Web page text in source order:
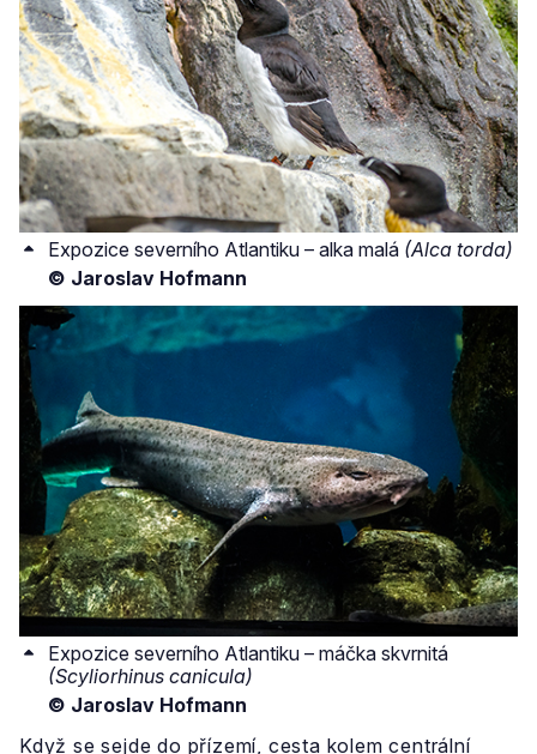
Expozice severního Atlantiku – alka malá (Alca torda)
© Jaroslav Hofmann
Expozice severního Atlantiku – máčka skvrnitá
(Scyliorhinus canicula)
© Jaroslav Hofmann
Když se sejde do přízemí, cesta kolem centrální